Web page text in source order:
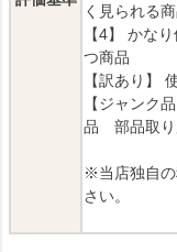
く見られる
【4】 かな
つ商品
【訳あり】
【ジャンク
品 部品取り
※当店独自の
さい。